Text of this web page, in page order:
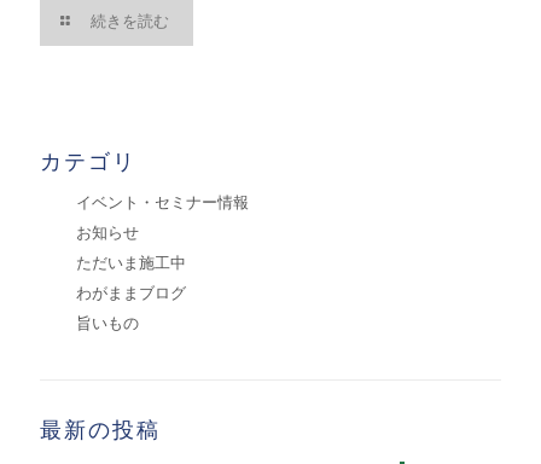
続きを読む
カテゴリ
イベント・セミナー情報
お知らせ
ただいま施工中
わがままブログ
旨いもの
最新の投稿